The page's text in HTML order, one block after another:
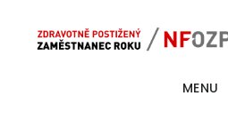
Main
navigation
MENU